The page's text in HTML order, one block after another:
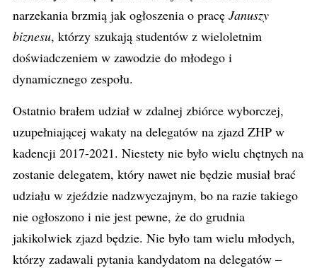
narzekania brzmią jak ogłoszenia o pracę Januszy
biznesu, którzy szukają studentów z wieloletnim
doświadczeniem w zawodzie do młodego i
dynamicznego zespołu.
Ostatnio brałem udział w zdalnej zbiórce wyborczej,
uzupełniającej wakaty na delegatów na zjazd ZHP w
kadencji 2017-2021. Niestety nie było wielu chętnych na
zostanie delegatem, który nawet nie będzie musiał brać
udziału w zjeździe nadzwyczajnym, bo na razie takiego
nie ogłoszono i nie jest pewne, że do grudnia
jakikolwiek zjazd będzie. Nie było tam wielu młodych,
którzy zadawali pytania kandydatom na delegatów –